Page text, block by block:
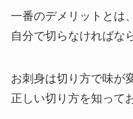
一番のデメリットとは、
自分で切らなければな
お刺身は切り方で味が
正しい切り方を知って